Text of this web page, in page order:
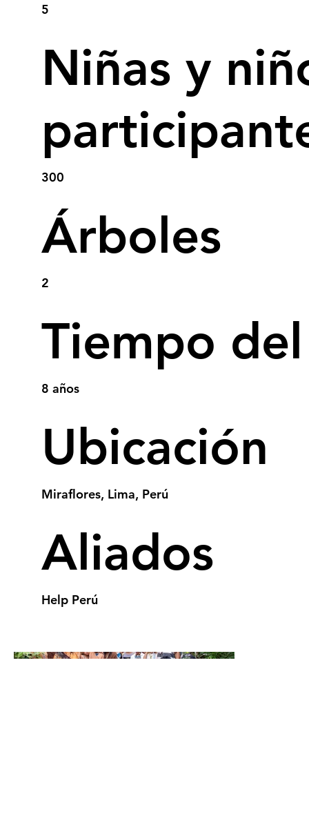
5
Niñas y
300
Árboles
2
Tiempo
8 años
Ubicación
Miraflores, Lima, Perú
Aliados
Help Perú